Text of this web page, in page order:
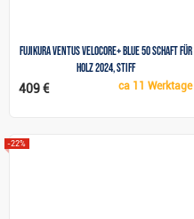
Fujikura Ventus VeloCore+ Blue 50 Schaft für
Holz 2024, Stiff
ca 11 Werktage
409 €
-22%